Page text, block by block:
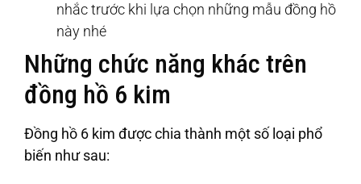
nhắc trước khi lựa chọn những mẫu đồng hồ
này nhé
Những chức năng khác trên
đồng hồ 6 kim
Đồng hồ 6 kim được chia thành một số loại phổ
biến như sau: